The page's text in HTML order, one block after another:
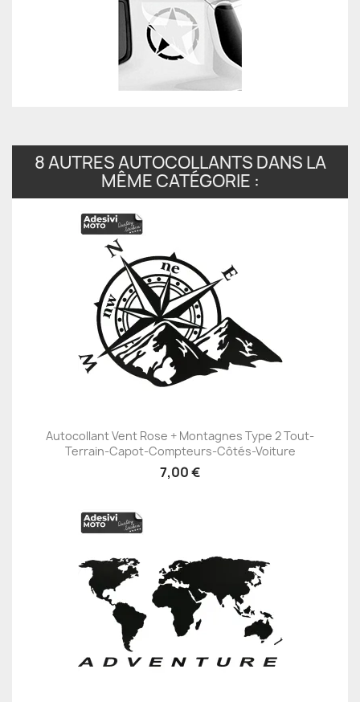
8 AUTRES AUTOCOLLANTS DANS LA
MÊME CATÉGORIE :
Autocollant Vent Rose + Montagnes Type 2 Tout-
Terrain-Capot-Compteurs-Côtés-Voiture
7,00 €